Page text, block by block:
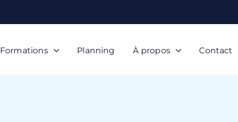
Formations Planning À propos Contact